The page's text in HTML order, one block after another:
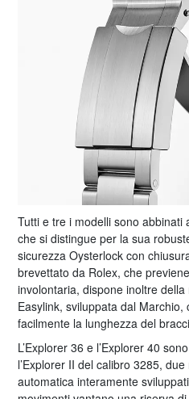
Tutti e tre i modelli sono abbinati
che si distingue per la sua
sicurezza Oysterlock con
brevettato da Rolex, che
involontaria, dispone inoltre
Easylink, sviluppata dal
facilmente la lunghezza del
L’Explorer 36 e l’Explorer 40
l’Explorer II del calibro 3285,
automatica interamente